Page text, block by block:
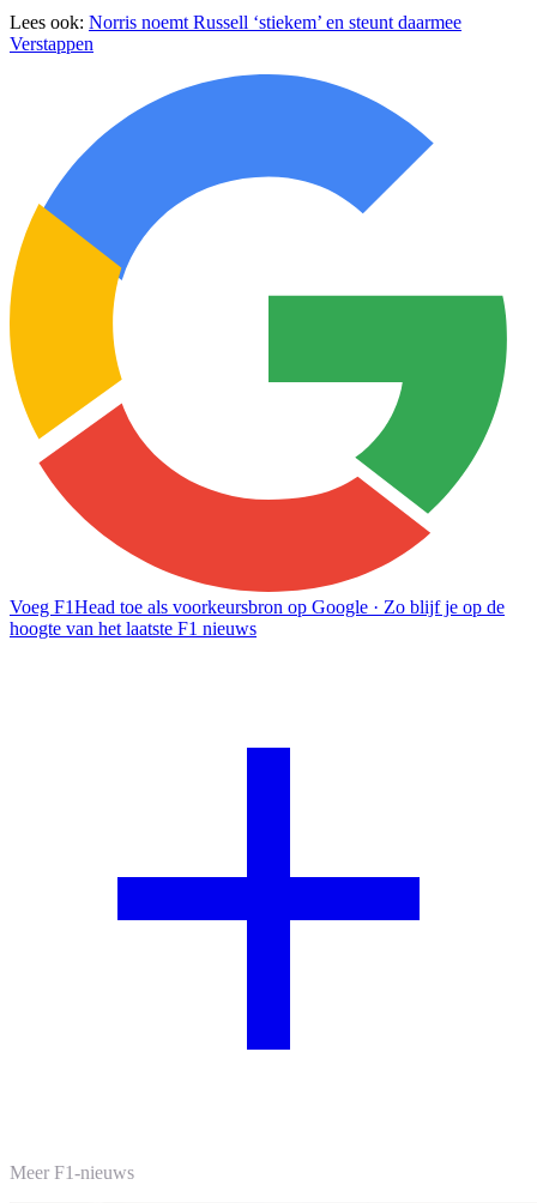
Lees ook: Norris noemt Russell ‘stiekem’ en steunt daarmee
Verstappen
Voeg F1Head toe als voorkeursbron op Google · Zo blijf je op de
hoogte van het laatste F1 nieuws
Meer F1-nieuws